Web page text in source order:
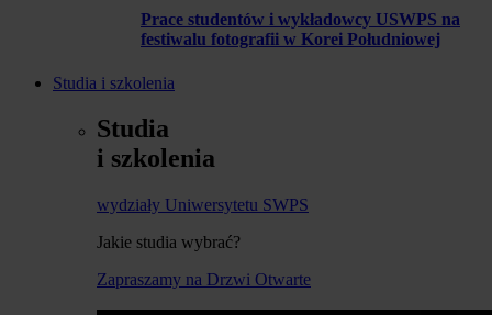
Prace studentów i wykładowcy USWPS na
festiwalu fotografii w Korei Południowej
Studia i szkolenia
Studia
i szkolenia
wydziały Uniwersytetu SWPS
Jakie studia wybrać?
Zapraszamy na Drzwi Otwarte